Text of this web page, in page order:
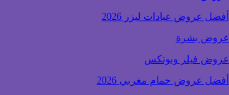
أفضل عروض عيادات ليزر 2026
عروض بشرة
عروض فيلر وبوتكس
أفضل عروض حمام مغربي 2026